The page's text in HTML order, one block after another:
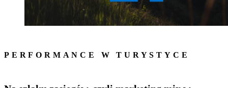
PERFORMANCE W TURYSTYCE